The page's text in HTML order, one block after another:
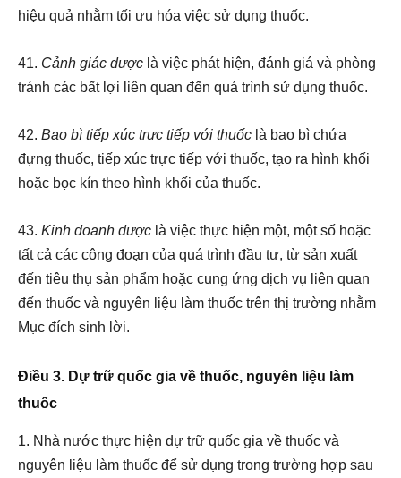
hiệu quả nhằm tối ưu hóa việc sử dụng thuốc.
41. Cảnh giác dược là việc phát hiện, đánh giá và phòng
tránh các bất lợi liên quan đến quá trình sử dụng thuốc.
42. Bao bì tiếp xúc trực tiếp với thuốc là bao bì chứa
đựng thuốc, tiếp xúc trực tiếp với thuốc, tạo ra hình khối
hoặc bọc kín theo hình khối của thuốc.
43. Kinh doanh dược là việc thực hiện một, một số hoặc
tất cả các công đoạn của quá trình đầu tư, từ sản xuất
đến tiêu thụ sản phẩm hoặc cung ứng dịch vụ liên quan
đến thuốc và nguyên liệu làm thuốc trên thị trường nhằm
Mục đích sinh lời.
Điều 3. Dự trữ quốc gia về thuốc, nguyên liệu làm
thuốc
1. Nhà nước thực hiện dự trữ quốc gia về thuốc và
nguyên liệu làm thuốc để sử dụng trong trường hợp sau